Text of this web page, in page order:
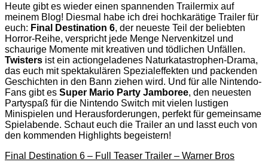
Heute gibt es wieder einen spannenden Trailermix auf
meinem Blog! Diesmal habe ich drei hochkarätige Trailer für
euch: Final Destination 6, der neueste Teil der beliebten
Horror-Reihe, verspricht jede Menge Nervenkitzel und
schaurige Momente mit kreativen und tödlichen Unfällen.
Twisters ist ein actiongeladenes Naturkatastrophen-Drama,
das euch mit spektakulären Spezialeffekten und packenden
Geschichten in den Bann ziehen wird. Und für alle Nintendo-
Fans gibt es Super Mario Party Jamboree, den neuesten
Partyspaß für die Nintendo Switch mit vielen lustigen
Minispielen und Herausforderungen, perfekt für gemeinsame
Spielabende. Schaut euch die Trailer an und lasst euch von
den kommenden Highlights begeistern!
Final Destination 6 – Full Teaser Trailer – Warner Bros